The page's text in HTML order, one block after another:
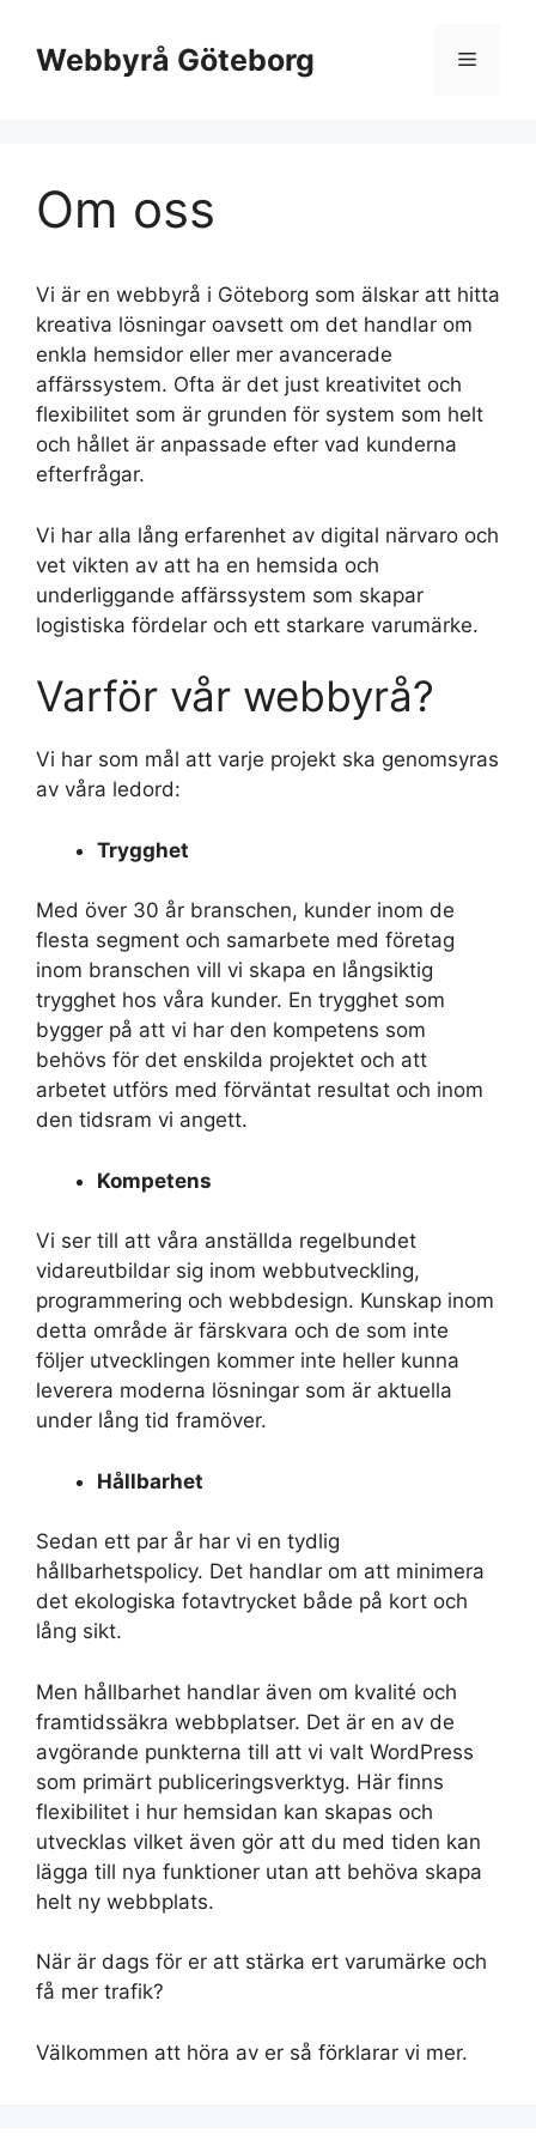
innehållWebbyrå Göteborg Meny
Om oss
Vi är en webbyrå i Göteborg som älskar att hitta
kreativa lösningar oavsett om det handlar om
enkla hemsidor eller mer avancerade
affärssystem. Ofta är det just kreativitet och
flexibilitet som är grunden för system som helt
och hållet är anpassade efter vad kunderna
efterfrågar.
Vi har alla lång erfarenhet av digital närvaro och
vet vikten av att ha en hemsida och
underliggande affärssystem som skapar
logistiska fördelar och ett starkare varumärke.
Varför vår webbyrå?
Vi har som mål att varje projekt ska genomsyras
av våra ledord:
Trygghet
Med över 30 år branschen, kunder inom de
flesta segment och samarbete med företag
inom branschen vill vi skapa en långsiktig
trygghet hos våra kunder. En trygghet som
bygger på att vi har den kompetens som
behövs för det enskilda projektet och att
arbetet utförs med förväntat resultat och inom
den tidsram vi angett.
Kompetens
Vi ser till att våra anställda regelbundet
vidareutbildar sig inom webbutveckling,
programmering och webbdesign. Kunskap inom
detta område är färskvara och de som inte
följer utvecklingen kommer inte heller kunna
leverera moderna lösningar som är aktuella
under lång tid framöver.
Hållbarhet
Sedan ett par år har vi en tydlig
hållbarhetspolicy. Det handlar om att minimera
det ekologiska fotavtrycket både på kort och
lång sikt.
Men hållbarhet handlar även om kvalité och
framtidssäkra webbplatser. Det är en av de
avgörande punkterna till att vi valt WordPress
som primärt publiceringsverktyg. Här finns
flexibilitet i hur hemsidan kan skapas och
utvecklas vilket även gör att du med tiden kan
lägga till nya funktioner utan att behöva skapa
helt ny webbplats.
När är dags för er att stärka ert varumärke och
få mer trafik?
Välkommen att höra av er så förklarar vi mer.